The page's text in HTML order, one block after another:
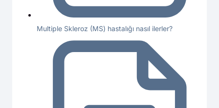
Multiple Skleroz (MS) hastalığı nasıl ilerler?